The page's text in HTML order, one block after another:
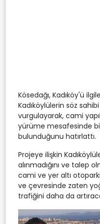
Kösedağı, Kadıköy'ü
Kadıköylülerin söz
vurgulayarak, cami
yürüme mesafesinde
bulunduğunu hatırlattı.
Projeye ilişkin
alınmadığını ve talep
cami ve yer altı
ve çevresinde zaten
trafiğini daha da